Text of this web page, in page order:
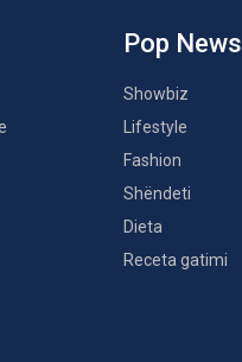
Pop News
Showbiz
Lifestyle
Fashion
Shëndeti
Dieta
Receta gatimi